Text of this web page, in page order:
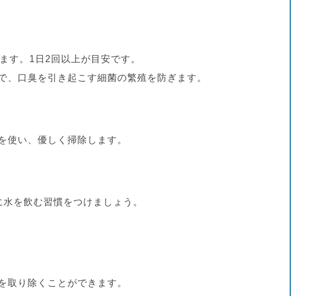
す。1日2回以上が目安です。
口臭を引き起こす細菌の繁殖を防ぎます。
い、優しく掃除します。
を飲む習慣をつけましょう。
り除くことができます。